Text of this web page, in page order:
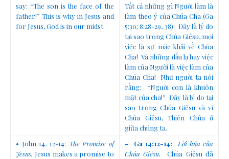
say: “The son is the face of the
father!” This is why in Jesus and
for Jesus, God is in our midst.
Tất cả những gì Người làm là
làm theo ý của Chúa Cha (Ga
5:30; 8:28-29, 38). Đây là lý do
tại sao trong Chúa Giêsu, mọi
việc là sự mặc khải về Chúa
Cha! Và những dấu lạ hay việc
làm của Người là việc làm của
Chúa Cha! Như người ta nói
rằng: “Người con là khuôn
mặt của cha!” Đây là lý do tại
sao trong Chúa Giêsu và vì
Chúa Giêsu, Thiên Chúa ở
giữa chúng ta.
• John 14, 12-14: The Promise of
Jesus. Jesus makes a promise to
– Ga 14:12-14: Lời hứa của
Chúa Giêsu.
Chúa Giêsu đã